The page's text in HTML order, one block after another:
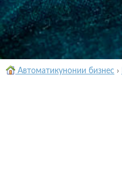
Автоматикунонии бизнес ›